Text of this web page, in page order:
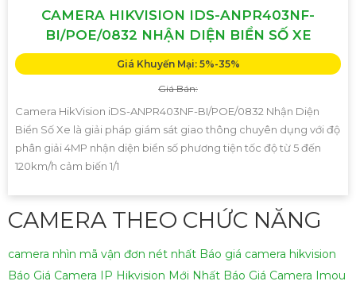
CAMERA HIKVISION IDS-ANPR403NF-
BI/POE/0832 NHẬN DIỆN BIỂN SỐ XE
Giá Khuyến Mại: 5%-35%
Giá Bán:
Camera HikVision iDS-ANPR403NF-BI/POE/0832 Nhận Diện
Biển Số Xe là giải pháp giám sát giao thông chuyên dụng với độ
phân giải 4MP nhận diện biển số phương tiện tốc độ từ 5 đến
120km/h cảm biến 1/1
CAMERA THEO CHỨC NĂNG
camera nhìn mã vận đơn nét nhất Báo giá camera hikvision
Báo Giá Camera IP Hikvision Mới Nhất Báo Giá Camera Imou